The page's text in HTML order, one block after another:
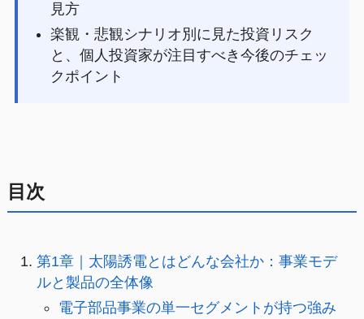
見方
楽観・悲観シナリオ別に見た投資リスク
と、個人投資家が注目すべき今後のチェッ
クポイント
目次
第1章｜太陽誘電とはどんな会社か：事業モデ
ルと製品の全体像
電子部品事業の単一セグメントが持つ強み